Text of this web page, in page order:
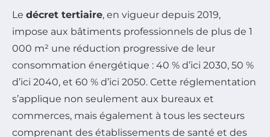
Le décret tertiaire, en vigueur depuis 2019,
impose aux bâtiments professionnels de plus de 1
000 m² une réduction progressive de leur
consommation énergétique : 40 % d’ici 2030, 50 %
d’ici 2040, et 60 % d’ici 2050. Cette réglementation
s’applique non seulement aux bureaux et
commerces, mais également à tous les secteurs
comprenant des établissements de santé et des